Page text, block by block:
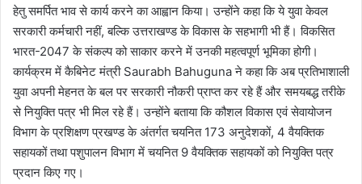
हेतु समर्पित भाव से कार्य करने का आह्वान किया। उन्होंने कहा कि ये युवा केवल
सरकारी कर्मचारी नहीं, बल्कि उत्तराखण्ड के विकास के सहभागी भी हैं। विकसित
भारत-2047 के संकल्प को साकार करने में उनकी महत्वपूर्ण भूमिका होगी।
कार्यक्रम में कैबिनेट मंत्री Saurabh Bahuguna ने कहा कि अब प्रतिभाशाली
युवा अपनी मेहनत के बल पर सरकारी नौकरी प्राप्त कर रहे हैं और समयबद्ध तरीके
से नियुक्ति पत्र भी मिल रहे हैं। उन्होंने बताया कि कौशल विकास एवं सेवायोजन
विभाग के प्रशिक्षण प्रखण्ड के अंतर्गत चयनित 173 अनुदेशकों, 4 वैयक्तिक
सहायकों तथा पशुपालन विभाग में चयनित 9 वैयक्तिक सहायकों को नियुक्ति पत्र
प्रदान किए गए।